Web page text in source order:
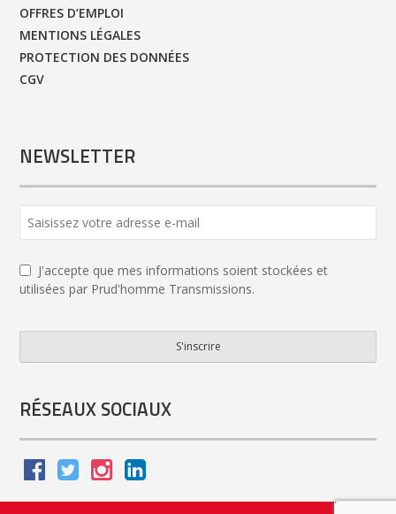
OFFRES D’EMPLOI
MENTIONS LÉGALES
PROTECTION DES DONNÉES
CGV
NEWSLETTER
J'accepte que mes informations soient stockées et
utilisées par Prud'homme Transmissions.
S'inscrire
URL *
RÉSEAUX SOCIAUX